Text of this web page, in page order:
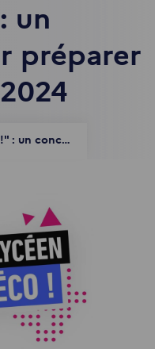
un
préparer
"Vive l'éco !" : un concours pour préparer le Grand oral 2024